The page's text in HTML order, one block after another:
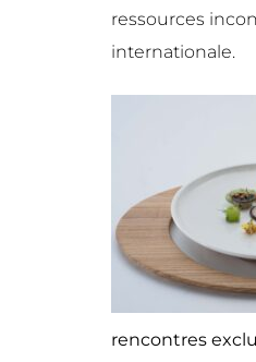
ressources
internationale.
rencontres